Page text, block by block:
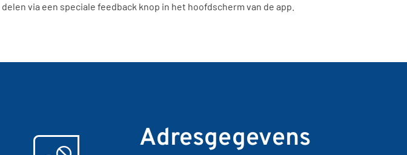
via een speciale feedback knop in het hoofdscherm van de app.
Adresgegevens